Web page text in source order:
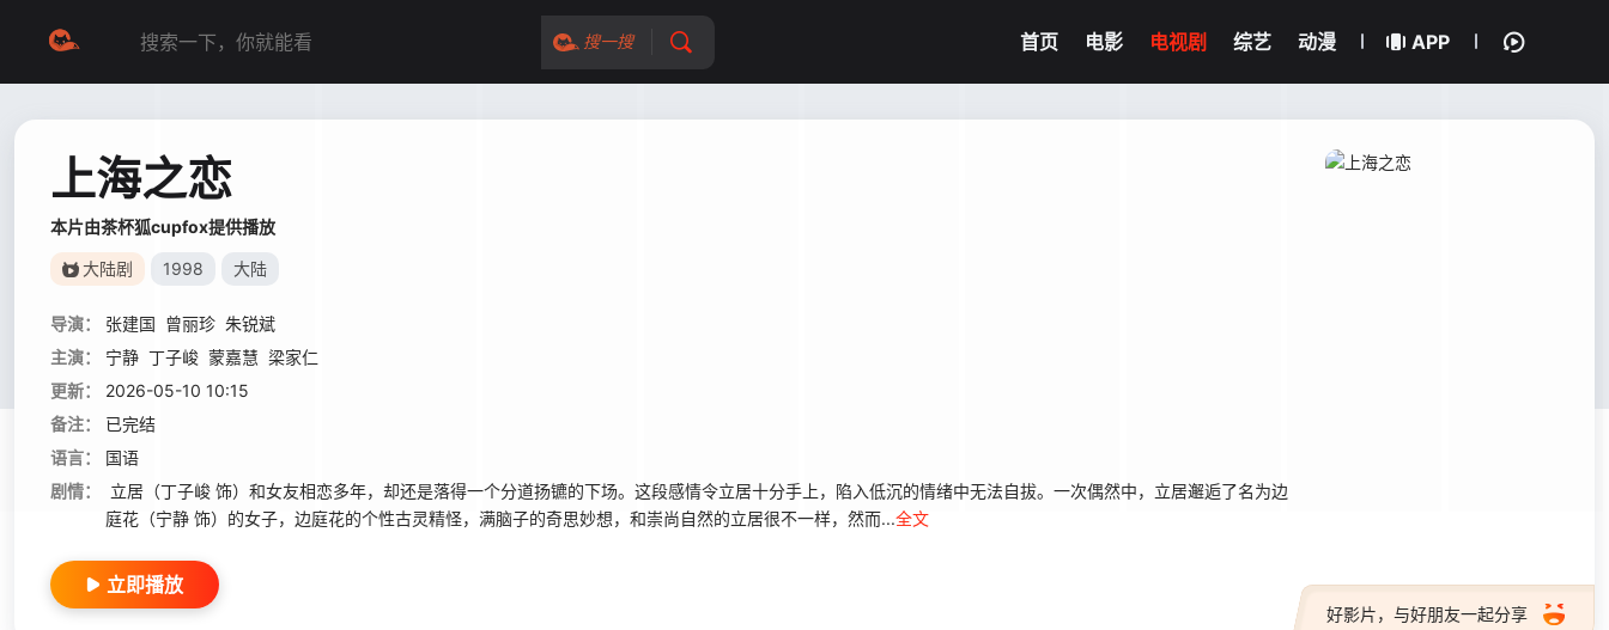
搜一搜 首页 电影 电视剧 综艺 动漫 APP
上海之恋
本片由茶杯狐cupfox提供播放
大陆剧 1998 大陆
导演： 张建国 曾丽珍 朱锐斌
主演：
宁静 丁子峻 蒙嘉慧 梁家仁
更新：
2026-05-10 10:15
备注：
已完结
语言：
国语
剧情：
立居（丁子峻 饰）和女友相恋多年，却还是落得一个分道扬镳的下场。这段感情令立居十分手上，陷入低沉的情绪中无法自拔。一次偶然中，立居邂逅了名为边
庭花（宁静 饰）的女子，边庭花的个性古灵精怪，满脑子的奇思妙想，和崇尚自然的立居很不一样，然而...全文
好影片，与好朋友一起分享
立即播放